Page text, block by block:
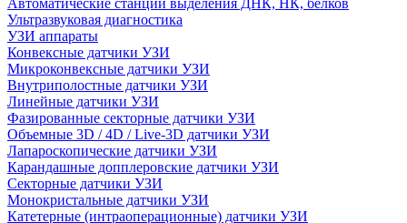
Автоматические станции выделения ДНК, НК, белков
Ультразвуковая диагностика
УЗИ аппараты
Конвексные датчики УЗИ
Микроконвексные датчики УЗИ
Внутриполостные датчики УЗИ
Линейные датчики УЗИ
Фазированные секторные датчики УЗИ
Объемные 3D / 4D / Live-3D датчики УЗИ
Лапароскопические датчики УЗИ
Карандашные допплеровские датчики УЗИ
Секторные датчики УЗИ
Монокристальные датчики УЗИ
Катетерные (интраоперационные) датчики УЗИ